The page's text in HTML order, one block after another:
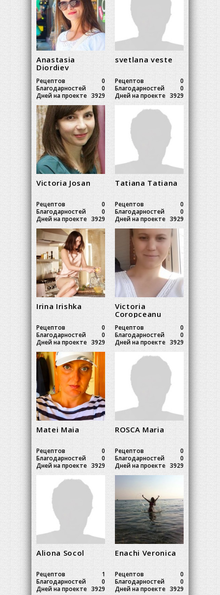
Anastasia
Diordiev
Рецептов
0
Благодарностей
0
Дней на проекте 3929
svetlana veste
Рецептов
0
Благодарностей
0
Дней на проекте 3929
Victoria Josan
Рецептов
0
Благодарностей
0
Дней на проекте 3929
Tatiana Tatiana
Рецептов
0
Благодарностей
0
Дней на проекте 3929
Irina Irishka
Рецептов
0
Благодарностей
0
Дней на проекте 3929
Victoria
Coropceanu
Рецептов
0
Благодарностей
0
Дней на проекте 3929
Matei Maia
Рецептов
0
Благодарностей
0
Дней на проекте 3929
ROSCA Maria
Рецептов
0
Благодарностей
0
Дней на проекте 3929
Aliona Socol
Рецептов
1
Благодарностей
0
Дней на проекте 3929
Enachi Veronica
Рецептов
0
Благодарностей
0
Дней на проекте 3929